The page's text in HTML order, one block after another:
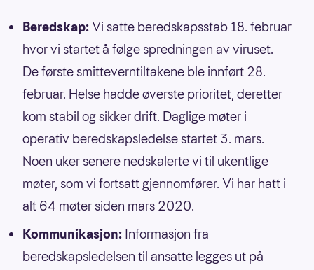
Beredskap:Vi satte beredskapsstab 18. februar
hvor vi startet å følge spredningen av viruset.
De første smitteverntiltakene ble innført 28.
februar. Helse hadde øverste prioritet, deretter
kom stabil og sikker drift. Daglige møter i
operativ beredskapsledelse startet 3. mars.
Noen uker senere nedskalerte vi til ukentlige
møter, som vi fortsatt gjennomfører. Vi har hatt i
alt 64 møter siden mars 2020.
Kommunikasjon: Informasjon fra
beredskapsledelsen til ansatte legges ut på